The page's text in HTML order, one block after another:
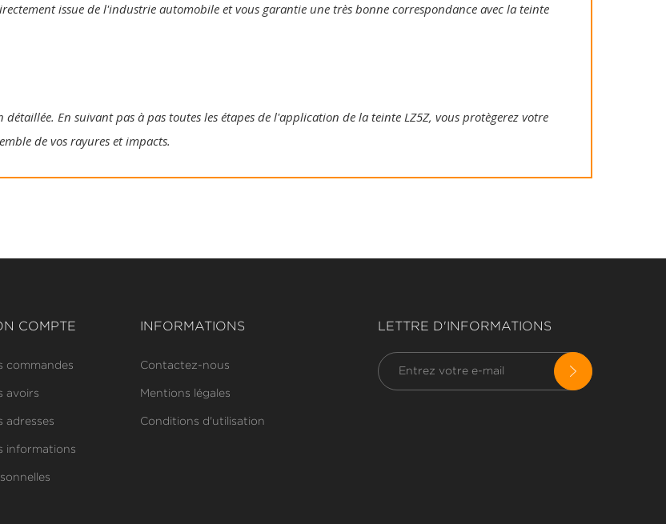
issue de l'industrie automobile et vous garantie une très bonne correspondance avec la teinte
En suivant pas à pas toutes les étapes de l'application de la teinte LZ5Z, vous protègerez votre
de vos rayures et impacts.
COMPTE
commandes
avoirs
adresses
informations
INFORMATIONS
Contactez-nous
Mentions légales
Conditions d'utilisation
LETTRE D'INFORMATIONS